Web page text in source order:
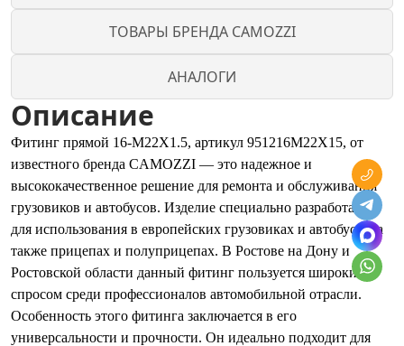
ТОВАРЫ БРЕНДА CAMOZZI
АНАЛОГИ
Описание
Фитинг прямой 16-M22X1.5, артикул 951216M22X15, от
известного бренда CAMOZZI — это надежное и
высококачественное решение для ремонта и обслуживания
грузовиков и автобусов. Изделие специально разработано
для использования в европейских грузовиках и автобусах, а
также прицепах и полуприцепах. В Ростове на Дону и
Ростовской области данный фитинг пользуется широким
спросом среди профессионалов автомобильной отрасли.
Особенность этого фитинга заключается в его
универсальности и прочности. Он идеально подходит для